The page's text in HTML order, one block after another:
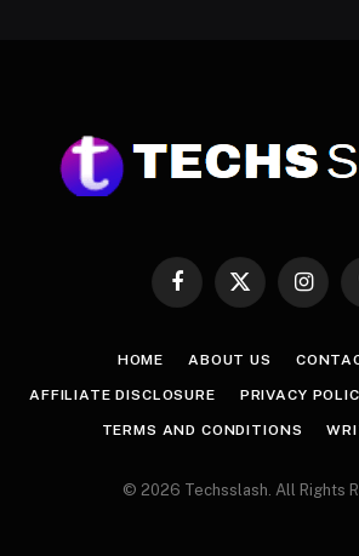
Facebook
X
HOME ABOUT US
AFFILIATE DISCLOSURE PRIVACY
TERMS AND CONDITIONS
© 2026 Techsslash. All Rights